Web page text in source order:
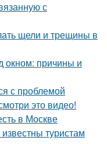
с
щели и трещины в
окном: причины и
с проблемой
это видео!
в Москве
туристам